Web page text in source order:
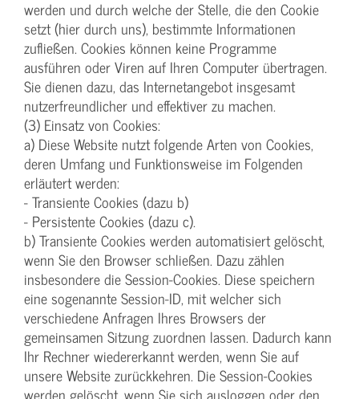
werden und durch welche der Stelle, die den Cookie
setzt (hier durch uns), bestimmte Informationen
zufließen. Cookies können keine Programme
ausführen oder Viren auf Ihren Computer übertragen.
Sie dienen dazu, das Internetangebot insgesamt
nutzerfreundlicher und effektiver zu machen.
(3) Einsatz von Cookies:
a) Diese Website nutzt folgende Arten von Cookies,
deren Umfang und Funktionsweise im Folgenden
erläutert werden:
- Transiente Cookies (dazu b)
- Persistente Cookies (dazu c).
b) Transiente Cookies werden automatisiert gelöscht,
wenn Sie den Browser schließen. Dazu zählen
insbesondere die Session-Cookies. Diese speichern
eine sogenannte Session-ID, mit welcher sich
verschiedene Anfragen Ihres Browsers der
gemeinsamen Sitzung zuordnen lassen. Dadurch kann
Ihr Rechner wiedererkannt werden, wenn Sie auf
unsere Website zurückkehren. Die Session-Cookies